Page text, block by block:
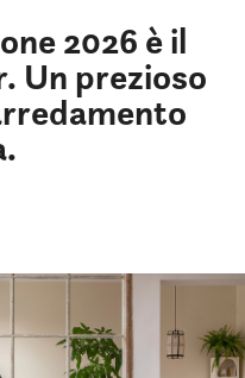
2026 è il
Un prezioso